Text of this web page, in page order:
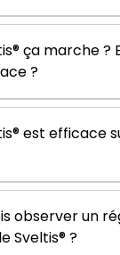
ça marche ?
?
est efficace
observer un
Sveltis® ?